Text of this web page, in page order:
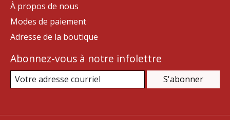
À propos de nous
Modes de paiement
Adresse de la boutique
Abonnez-vous à notre infolettre
S'abonner